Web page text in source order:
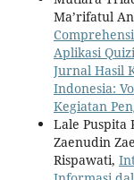
Ma’rifatul
Aplikasi
Jurnal Hasil
Indonesia:
Kegiatan
Lale Puspita
Zaenudin
Rispawati,